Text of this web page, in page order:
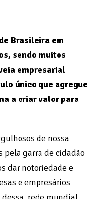
Brasileira em
sendo muitos
empresarial
único que agregue
a criar valor para
de nossa
pela garra de cidadão
dar notoriedade e
e empresários